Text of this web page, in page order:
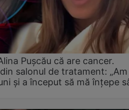
Pușcău că are cancer.
salonul de tratament:
și a început să mă înțepe